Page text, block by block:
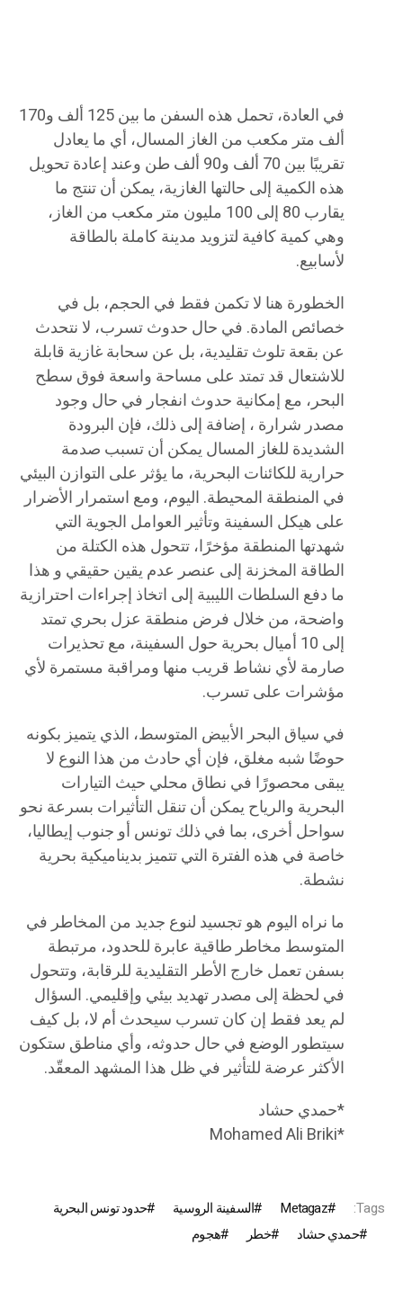
في العادة، تحمل هذه السفن ما بين 125 ألف و170
ألف متر مكعب من الغاز المسال، أي ما يعادل
تقريبًا بين 70 ألف و90 ألف طن وعند إعادة تحويل
هذه الكمية إلى حالتها الغازية، يمكن أن تنتج ما
يقارب 80 إلى 100 مليون متر مكعب من الغاز،
وهي كمية كافية لتزويد مدينة كاملة بالطاقة
لأسابيع.
الخطورة هنا لا تكمن فقط في الحجم، بل في
خصائص المادة. في حال حدوث تسرب، لا نتحدث
عن بقعة تلوث تقليدية، بل عن سحابة غازية قابلة
للاشتعال قد تمتد على مساحة واسعة فوق سطح
البحر، مع إمكانية حدوث انفجار في حال وجود
مصدر شرارة ، إضافة إلى ذلك، فإن البرودة
الشديدة للغاز المسال يمكن أن تسبب صدمة
حرارية للكائنات البحرية، ما يؤثر على التوازن البيئي
في المنطقة المحيطة. اليوم، ومع استمرار الأضرار
على هيكل السفينة وتأثير العوامل الجوية التي
شهدتها المنطقة مؤخرًا، تتحول هذه الكتلة من
الطاقة المخزنة إلى عنصر عدم يقين حقيقي و هذا
ما دفع السلطات الليبية إلى اتخاذ إجراءات احترازية
واضحة، من خلال فرض منطقة عزل بحري تمتد
إلى 10 أميال بحرية حول السفينة، مع تحذيرات
صارمة لأي نشاط قريب منها ومراقبة مستمرة لأي
مؤشرات على تسرب.
في سياق البحر الأبيض المتوسط، الذي يتميز بكونه
حوضًا شبه مغلق، فإن أي حادث من هذا النوع لا
يبقى محصورًا في نطاق محلي حيث التيارات
البحرية والرياح يمكن أن تنقل التأثيرات بسرعة نحو
سواحل أخرى، بما في ذلك تونس أو جنوب إيطاليا،
خاصة في هذه الفترة التي تتميز بديناميكية بحرية
نشطة.
ما نراه اليوم هو تجسيد لنوع جديد من المخاطر في
المتوسط مخاطر طاقية عابرة للحدود، مرتبطة
بسفن تعمل خارج الأطر التقليدية للرقابة، وتتحول
في لحظة إلى مصدر تهديد بيئي وإقليمي. السؤال
لم يعد فقط إن كان تسرب سيحدث أم لا، بل كيف
سيتطور الوضع في حال حدوثه، وأي مناطق ستكون
الأكثر عرضة للتأثير في ظل هذا المشهد المعقّد.
*حمدي حشاد
*Mohamed Ali Briki
Tags:
Metagaz السفينة الروسية
حدود تونس البحرية
حمدي حشاد
خطر هجوم